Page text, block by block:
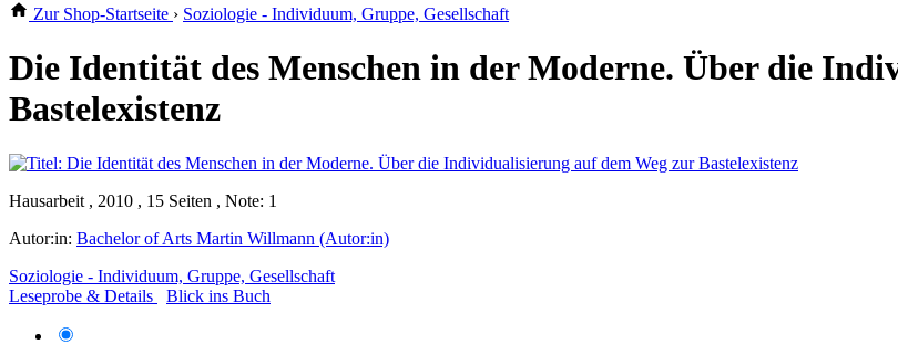
Zur Shop-Startseite › Soziologie - Individuum, Gruppe, Gesellschaft
Die Identität des Menschen in der Moderne. Über die
Bastelexistenz
Hausarbeit , 2010 , 15 Seiten , Note: 1
Autor:in: Bachelor of Arts Martin Willmann (Autor:in)
Soziologie - Individuum, Gruppe, Gesellschaft
Leseprobe & Details
Blick ins Buch